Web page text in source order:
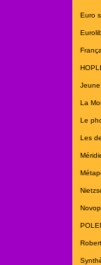
Euro
La
Le
Les